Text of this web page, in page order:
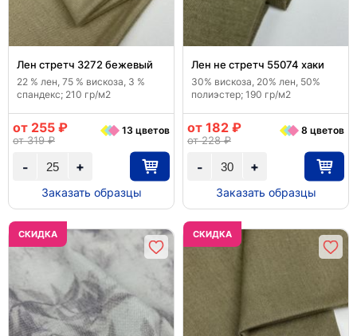
Лен стретч 3272 бежевый
22 % лен, 75 % вискоза, 3 %
спандекс; 210 гр/м2
+
-
от 255 ₽
от 319 ₽
13 цветов
Заказать образцы
Лен не стретч 55074 хаки
30% вискоза, 20% лен, 50%
полиэстер; 190 гр/м2
+
-
от 182 ₽
от 228 ₽
8 цветов
Заказать образцы
CКИДКА CКИДКА